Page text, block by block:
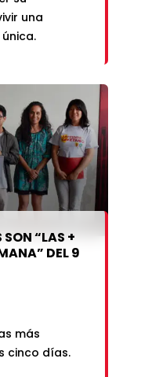
una
“LAS +
DEL 9
más
cinco días.